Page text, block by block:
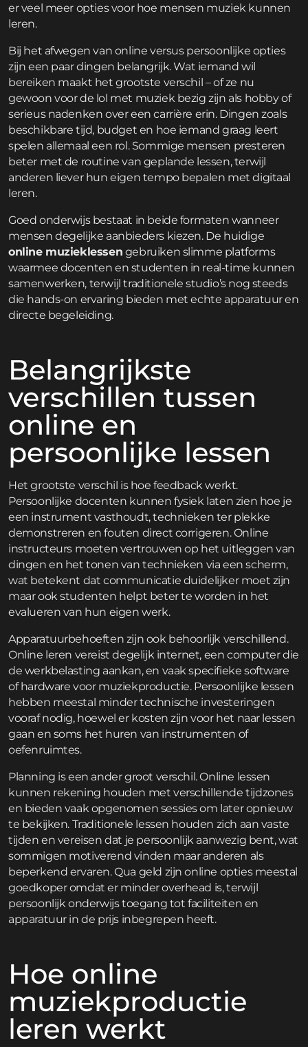
er veel meer opties voor hoe mensen muziek kunnen
leren.
Bij het afwegen van online versus persoonlijke opties
zijn een paar dingen belangrijk. Wat iemand wil
bereiken maakt het grootste verschil – of ze nu
gewoon voor de lol met muziek bezig zijn als hobby of
serieus nadenken over een carrière erin. Dingen zoals
beschikbare tijd, budget en hoe iemand graag leert
spelen allemaal een rol. Sommige mensen presteren
beter met de routine van geplande lessen, terwijl
anderen liever hun eigen tempo bepalen met digitaal
leren.
Goed onderwijs bestaat in beide formaten wanneer
mensen degelijke aanbieders kiezen. De huidige
online muzieklessen gebruiken slimme platforms
waarmee docenten en studenten in real-time kunnen
samenwerken, terwijl traditionele studio’s nog steeds
die hands-on ervaring bieden met echte apparatuur en
directe begeleiding.
Belangrijkste
verschillen tussen
online en
persoonlijke lessen
Het grootste verschil is hoe feedback werkt.
Persoonlijke docenten kunnen fysiek laten zien hoe je
een instrument vasthoudt, technieken ter plekke
demonstreren en fouten direct corrigeren. Online
instructeurs moeten vertrouwen op het uitleggen van
dingen en het tonen van technieken via een scherm,
wat betekent dat communicatie duidelijker moet zijn
maar ook studenten helpt beter te worden in het
evalueren van hun eigen werk.
Apparatuurbehoeften zijn ook behoorlijk verschillend.
Online leren vereist degelijk internet, een computer die
de werkbelasting aankan, en vaak specifieke software
of hardware voor muziekproductie. Persoonlijke lessen
hebben meestal minder technische investeringen
vooraf nodig, hoewel er kosten zijn voor het naar lessen
gaan en soms het huren van instrumenten of
oefenruimtes.
Planning is een ander groot verschil. Online lessen
kunnen rekening houden met verschillende tijdzones
en bieden vaak opgenomen sessies om later opnieuw
te bekijken. Traditionele lessen houden zich aan vaste
tijden en vereisen dat je persoonlijk aanwezig bent, wat
sommigen motiverend vinden maar anderen als
beperkend ervaren. Qua geld zijn online opties meestal
goedkoper omdat er minder overhead is, terwijl
persoonlijk onderwijs toegang tot faciliteiten en
apparatuur in de prijs inbegrepen heeft.
Hoe online
muziekproductie
leren werkt